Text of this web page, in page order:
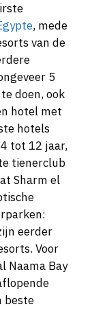
, mede
van de
5
doen, ook
hotel met
hotels
tot 12 jaar,
tienerclub
Sharm el
eerder
Voor
Naama Bay
beste